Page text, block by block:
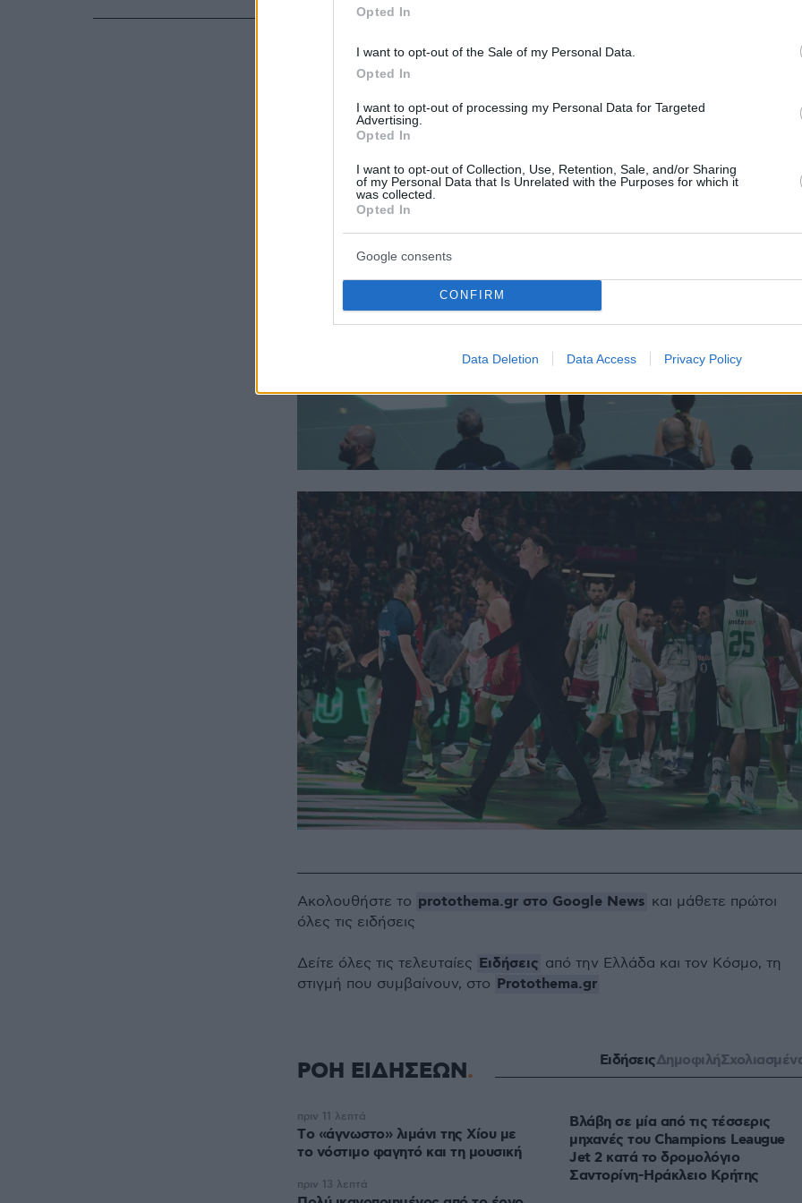
Opted In
I want to opt-out of the Sale of my Personal Data.
Opted In
I want to opt-out of processing my Personal Data for Targeted
Advertising.
Opted In
I want to opt-out of Collection, Use, Retention, Sale, and/or Sharing
of my Personal Data that Is Unrelated with the Purposes for which it
was collected.
Opted In
Google consents
CONFIRM
Data Deletion Data Access Privacy Policy
Ακολουθήστε το protothema.gr στο Google News και μάθετε πρώτοι
όλες τις ειδήσεις
Δείτε όλες τις τελευταίες Ειδήσεις από την Ελλάδα και τον Κόσμο, τη
στιγμή που συμβαίνουν, στο Protothema.gr
ΡΟΗ ΕΙΔΗΣΕΩΝ ΕιδήσειςΔημοφιλή
Tο «άγνωστο» λιμάνι της Χίου με
το νόστιμο φαγητό και τη μουσική
πριν 11 λεπτά
πριν 13 λεπτά
Βλάβη σε μία από τις τέσσερις
μηχανές του Champions Leaugue
Jet 2 κατά το δρομολόγιο
Σαντορίνη-Ηράκλειο Κρήτης